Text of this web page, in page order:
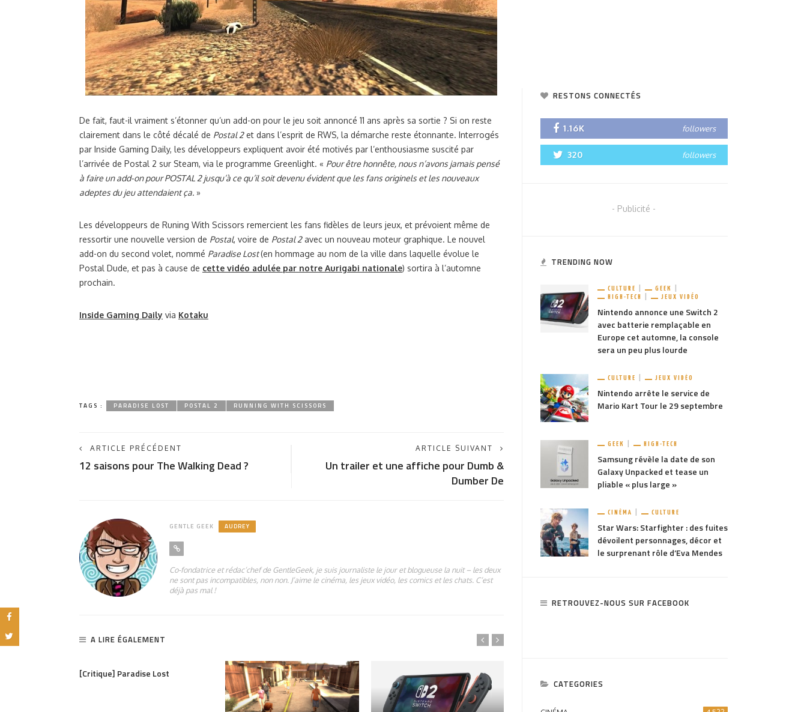
De fait, faut-il vraiment s’étonner qu’un add-on pour le jeu soit annoncé 11 ans après sa sortie ? Si on reste
clairement dans le côté décalé de Postal 2et dans l’esprit de RWS, la démarche reste étonnante. Interrogés
par Inside Gaming Daily, les développeurs expliquent avoir été motivés par l’enthousiasme suscité par
l’arrivée de Postal 2 sur Steam, via le programme Greenlight. « Pour être honnête, nous n’avons jamais pensé
à faire un add-on pour POSTAL 2 jusqu’à ce qu’il soit devenu évident que les fans originels et les nouveaux
adeptes du jeu attendaient ça. »
Les développeurs de Runing With Scissors remercient les fans fidèles de leurs jeux, et prévoient même de
ressortir une nouvelle version de Postal, voire de Postal 2avec un nouveau moteur graphique. Le nouvel
add-on du second volet, nommé Paradise Lost(en hommage au nom de la ville dans laquelle évolue le
Postal Dude, et pas à cause de cette vidéo adulée par notre Aurigabi nationale) sortira à l’automne
prochain.
Inside Gaming Daily via Kotaku
TAGS : PARADISE LOST POSTAL 2 RUNNING WITH SCISSORS
ARTICLE PRÉCÉDENT
12 saisons pour The Walking Dead ?
ARTICLE SUIVANT
Un trailer et une affiche pour Dumb &
Dumber De
GENTLE GEEK AUDREY
Co-fondatrice et rédac’chef de GentleGeek, je suis journaliste le jour et blogueuse la nuit – les deux
ne sont pas incompatibles, non non. J’aime le cinéma, les jeux vidéo, les comics et les chats. C’est
déjà pas mal !
A LIRE ÉGALEMENT
[Critique] Paradise Lost
RESTONS CONNECTÉS
1.16K followers
320 followers
- Publicité -
TRENDING NOW
CULTURE
GEEK
HIGH-TECH
JEUX VIDÉO
Nintendo annonce une Switch 2
avec batterie remplaçable en
Europe cet automne, la console
sera un peu plus lourde
CULTURE JEUX VIDÉO
Nintendo arrête le service de
Mario Kart Tour le 29 septembre
GEEK HIGH-TECH
Samsung révèle la date de son
Galaxy Unpacked et tease un
pliable « plus large »
CINÉMA CULTURE
Star Wars: Starfighter : des fuites
dévoilent personnages, décor et
le surprenant rôle d’Eva Mendes
RETROUVEZ-NOUS SUR FACEBOOK
CATEGORIES